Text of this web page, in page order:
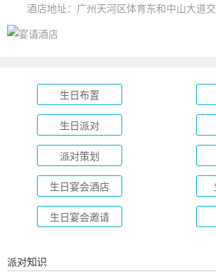
酒店地址：广州天河区体育东和中山大道
生日布置
生日派对
派对策划
生日宴会酒店
生日宴会邀请
派对知识